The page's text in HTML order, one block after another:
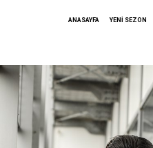
ANASAYFA YENİ SEZON